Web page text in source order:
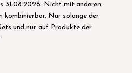
31.08.2026. Nicht mit anderen
kombinierbar. Nur solange der
und nur auf Produkte der